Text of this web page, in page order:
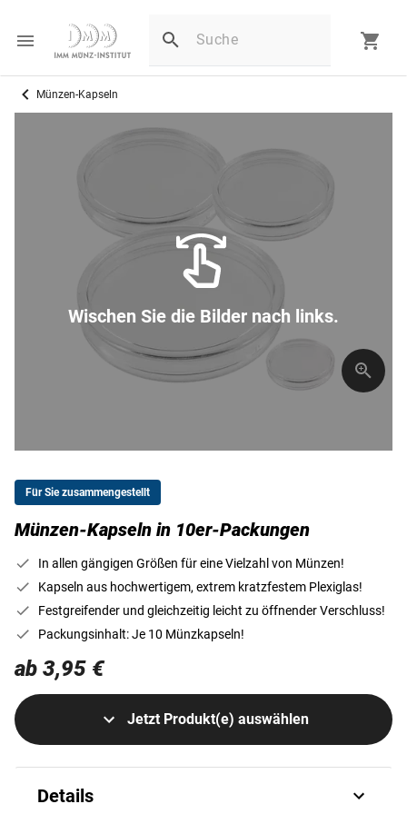
Münzen-Kapseln
Wischen Sie die Bilder nach links.
Für Sie zusammengestellt
Münzen-Kapseln in 10er-Packungen
In allen gängigen Größen für eine Vielzahl von Münzen!
Kapseln aus hochwertigem, extrem kratzfestem Plexiglas!
Festgreifender und gleichzeitig leicht zu öffnender Verschluss!
Packungsinhalt: Je 10 Münzkapseln!
ab 3,95 €
Jetzt Produkt(e) auswählen
Details